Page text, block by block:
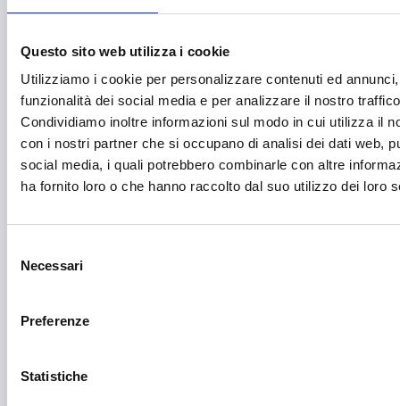
Questo sito web utilizza i cookie
Utilizziamo i cookie per personalizzare contenuti ed
funzionalità dei social media e per analizzare il nostro
Condividiamo inoltre informazioni sul modo in cui utilizza il
con i nostri partner che si occupano di analisi dei dati web,
social media, i quali potrebbero combinarle con altre
ha fornito loro o che hanno raccolto dal suo utilizzo dei loro
delNecessari
Preferenze
Statistiche
Economia circolare
Edilizia
Editoria e informazione
Educazione e istruzione
Emittenti radiofoniche
Energie Rinnovabili
Festival e mostre
Formazione e lavoro